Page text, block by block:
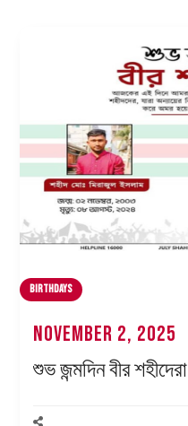
Birthdays
November 2, 2025
শুভ জন্মদিন বীর শহীদেরা